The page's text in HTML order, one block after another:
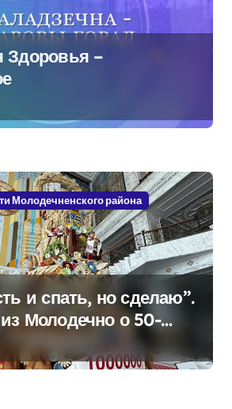
Здоровья –
Молодечненского района
и спать, но сделаю”.
Молодечно о 50-
каравае для